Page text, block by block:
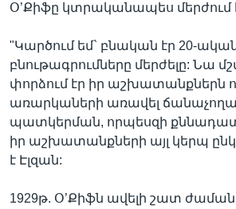
Օ’Քիֆը կտրականապես մերժում
"Կարծում եմ` բնական էր 20-
բնութագրումները մերժելը: Նա
փորձում էր իր աշխատանքներն
առարկաների առավել
պատկերման, որպեսզի
իր աշխատանքների այլ կերպ
է Էլզան:
1929թ. Օ’Քիֆն ավելի շատ